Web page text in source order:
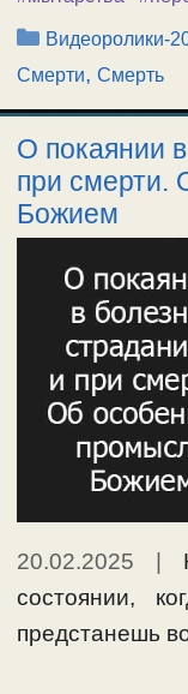
Рубрики
Видеоролики-
Смерти, Смерть
О покаянии
при смерти.
Божием
20.02.2025
состоянии,
предстанешь